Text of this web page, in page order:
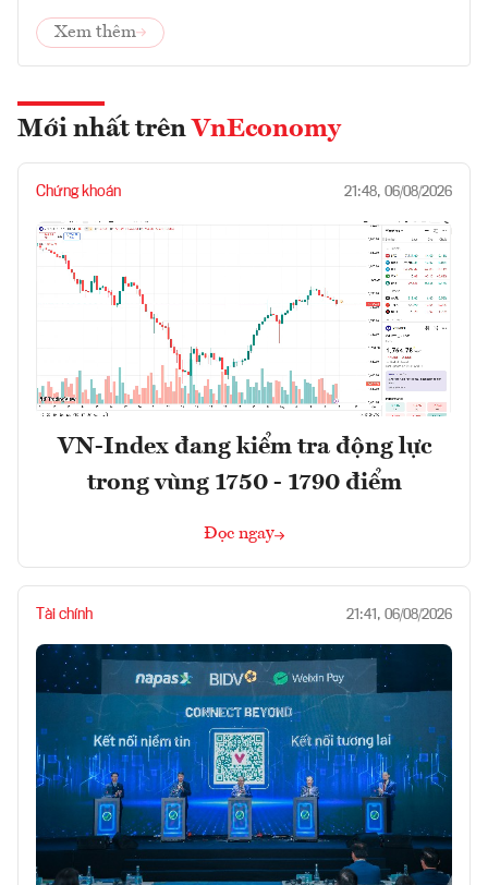
Xem thêm
Mới nhất trên VnEconomy
Chứng khoán 21:48, 06/08/2026
VN-Index đang kiểm tra động lực
trong vùng 1750 - 1790 điểm
Đọc ngay
Tài chính 21:41, 06/08/2026